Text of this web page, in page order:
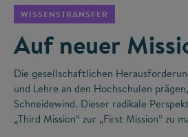
WISSENSTRANSFER
Auf neuer
Die gesellschaftlichen
und Lehre an den Hochschulen
Schneidewind. Dieser radikale
„Third Mission“ zur „First Mission“ zu